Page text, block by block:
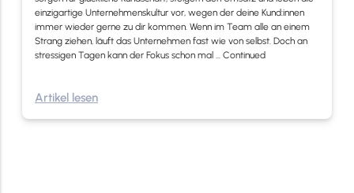
einzigartige Unternehmenskultur vor, wegen der deine Kund:innen
immer wieder gerne zu dir kommen. Wenn im Team alle an einem
Strang ziehen, läuft das Unternehmen fast wie von selbst. Doch an
stressigen Tagen kann der Fokus schon mal … Continued
Artikel lesen